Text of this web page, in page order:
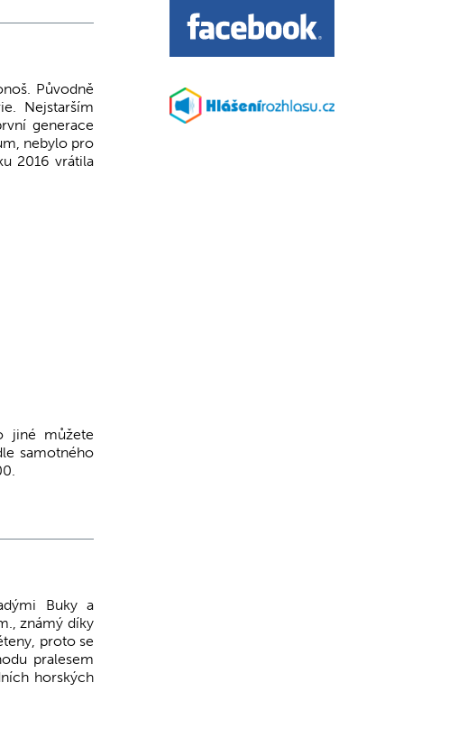
Původně
Nejstarším
generace
nebylo pro
2016 vrátila
jiné můžete
samotného
Buky a
známý díky
proto se
pralesem
horských